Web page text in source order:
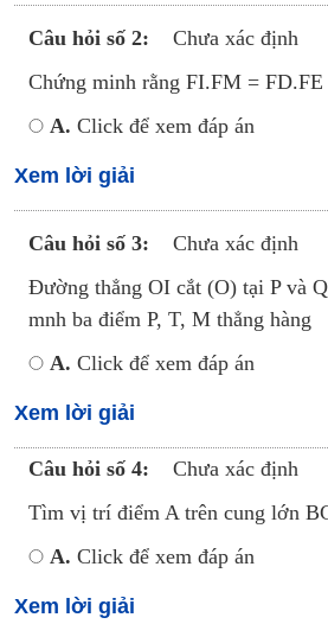
Câu hỏi số 2:
Chưa xác định
Chứng minh rằng FI.FM = FD.FE
A. Click để xem đáp án
Xem lời giải
Câu hỏi số 3:
Chưa xác định
Đường thẳng OI cắt (O) tại P và
mnh ba điểm P, T, M thẳng hàng
A. Click để xem đáp án
Xem lời giải
Câu hỏi số 4:
Chưa xác định
Tìm vị trí điểm A trên cung lớn
A. Click để xem đáp án
Xem lời giải